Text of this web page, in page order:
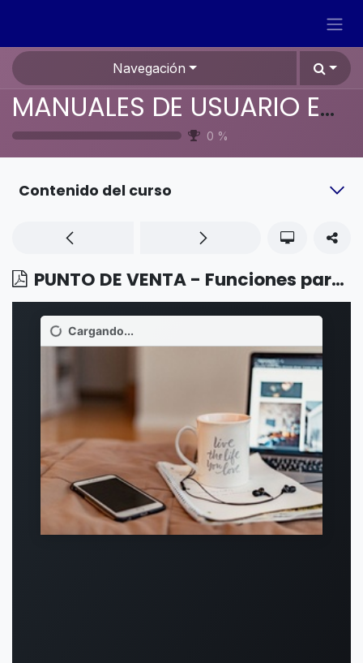
Navegación
MANUALES DE USUARIO EN ESPAÑOL ODOO 19
0 %
Contenido del curso
PUNTO DE VENTA - Funciones para restaurantes